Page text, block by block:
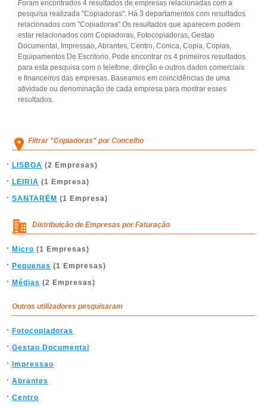
Foram encontrados 4 resultados de empresas relacionadas com a
pesquisa realizada "Copiadoras". Há 3 departamentos com resultados
relacionados com "Copiadoras".Os resultados que aparecem podem
estar relacionados com Copiadoras, Fotocopiadoras, Gestao
Documental, Impressao, Abrantes, Centro, Conica, Copia, Copias,
Equipamentos De Escritorio. Pode encontrar os 4 primeiros resultados
para esta pesquisa com o telefone, direção e outros dados comerciais
e financeiros das empresas. Baseamos em coincidências de uma
atividade ou denominação de cada empresa para mostrar esses
resultados.
Filtrar "Copiadoras" por Concelho
LISBOA (2 Empresas)
LEIRIA (1 Empresa)
SANTARÉM (1 Empresa)
Distribuição de Empresas por Faturação
Micro (1 Empresas)
Pequenas (1 Empresas)
Médias (2 Empresas)
Outros utilizadores pesquisaram
Fotocopiadoras
Gestao Documental
Impressao
Abrantes
Centro